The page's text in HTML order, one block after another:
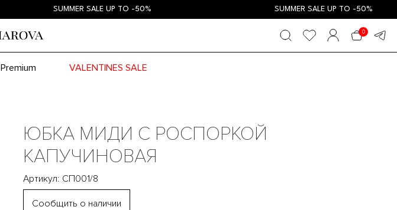
SUMMER SALE UP TO -50% SUMMER SALE UP TO -50%
0
Premium VALENTINES SALE
ЮБКА МИДИ С РОСПОРКОЙ
КАПУЧИНОВАЯ
Артикул: СП001/8
Сообщить о наличии